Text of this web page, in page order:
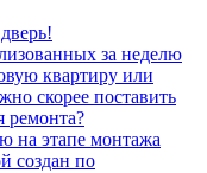
за неделю
квартиру или
скорее поставить
ремонта?
на этапе монтажа
создан по